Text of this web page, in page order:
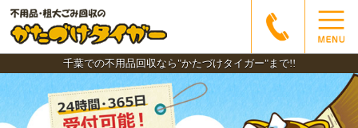
千葉での不用品回収なら"かたづけタイガー"まで!!